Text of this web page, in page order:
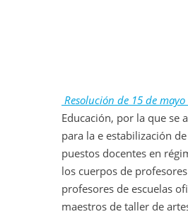
Resolución de 15 de
Educación, por la que se
para la e estabilización
puestos docentes en
los cuerpos de
profesores de escuelas
maestros de taller de